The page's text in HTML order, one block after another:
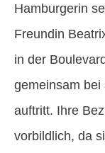
Hamburgerin
Freundin
in der
gemeinsam bei
auftritt. Ihre
vorbildlich, da